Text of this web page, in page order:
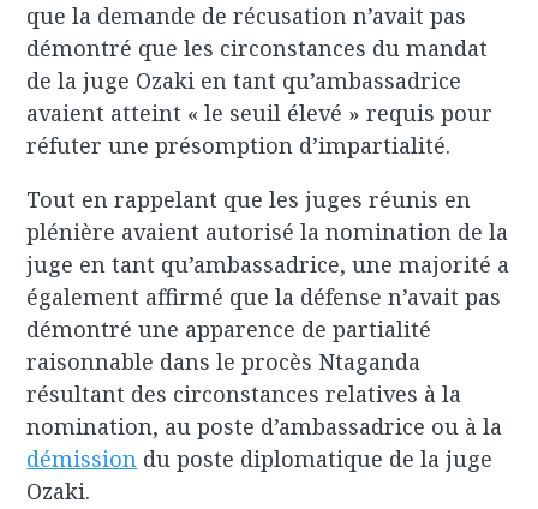
que la demande de récusation n’avait pas
démontré que les circonstances du mandat
de la juge Ozaki en tant qu’ambassadrice
avaient atteint « le seuil élevé » requis pour
réfuter une présomption d’impartialité.
Tout en rappelant que les juges réunis en
plénière avaient autorisé la nomination de la
juge en tant qu’ambassadrice, une majorité a
également affirmé que la défense n’avait pas
démontré une apparence de partialité
raisonnable dans le procès Ntaganda
résultant des circonstances relatives à la
nomination, au poste d’ambassadrice ou à la
démission du poste diplomatique de la juge
Ozaki.